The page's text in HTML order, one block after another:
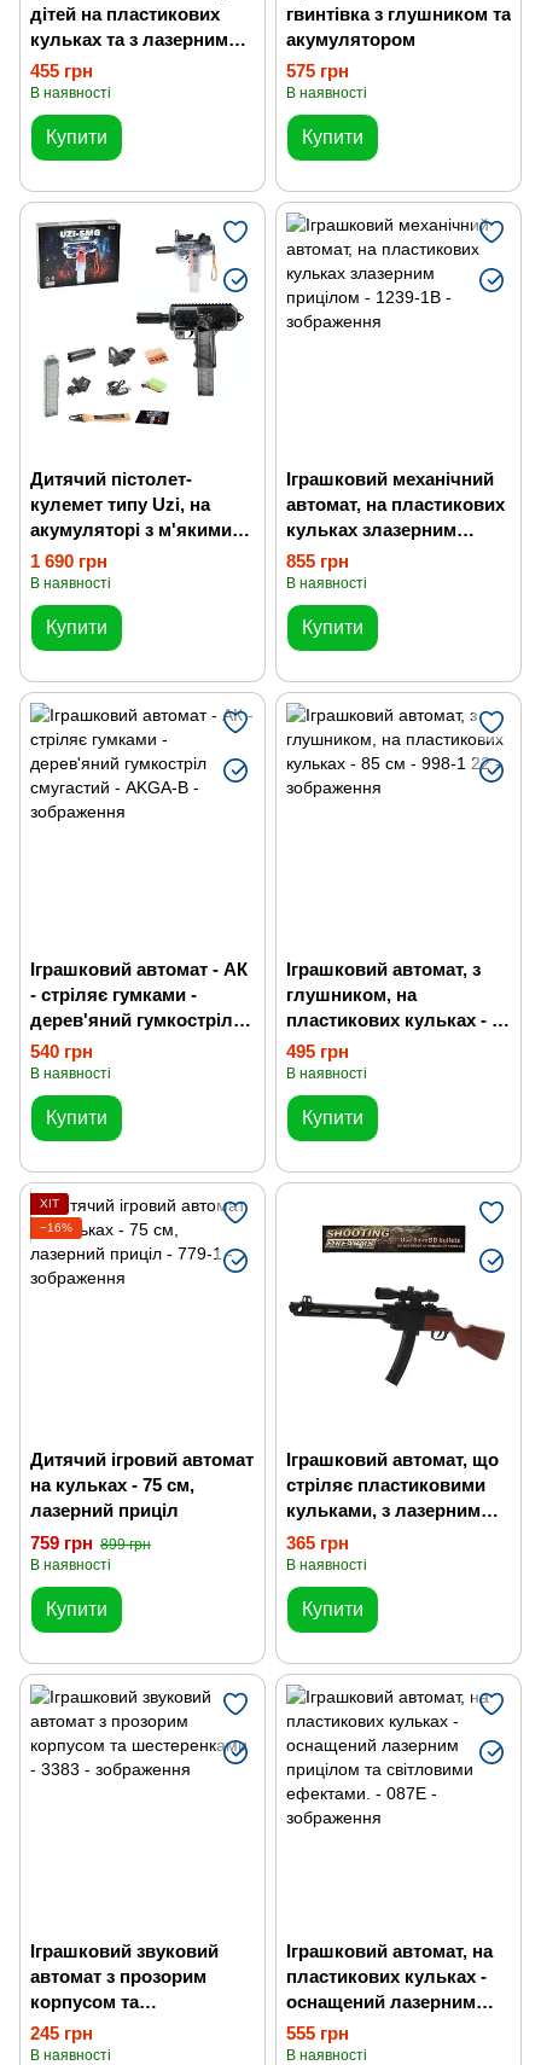
дітей на пластикових
кульках та з лазерним
прицілом
455 грн
В наявності
Купити
гвинтівка з глушником та
акумулятором
575 грн
В наявності
Купити
Дитячий пістолет-
кулемет типу Uzi, на
акумуляторі з м'якими
кулями
1 690 грн
В наявності
Купити
Іграшковий механічний
автомат, на пластикових
кульках злазерним
прицілом
855 грн
В наявності
Купити
Іграшковий автомат - АК
- стріляє гумками -
дерев'яний гумкостріл
смугастий
540 грн
В наявності
Купити
Іграшковий автомат, з
глушником, на
пластикових кульках - 85
см
495 грн
В наявності
Купити
ХІТ
−16%
Дитячий ігровий автомат
на кульках - 75 см,
лазерний приціл
759 грн 899 грн
В наявності
Купити
Іграшковий автомат, що
стріляє пластиковими
кульками, з лазерним
прицілом
365 грн
В наявності
Купити
Іграшковий звуковий
автомат з прозорим
корпусом та
шестеренками
245 грн
В наявності
Іграшковий автомат, на
пластикових кульках -
оснащений лазерним
прицілом та світловими
ефектами.
555 грн
В наявності